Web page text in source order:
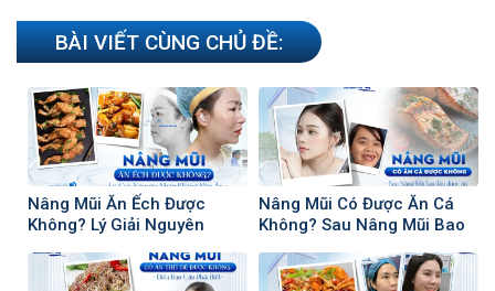
BÀI VIẾT CÙNG CHỦ ĐỀ:
Nâng Mũi Ăn Ếch Được
Không? Lý Giải Nguyên
Nâng Mũi Có Được Ăn Cá
Không? Sau Nâng Mũi Bao